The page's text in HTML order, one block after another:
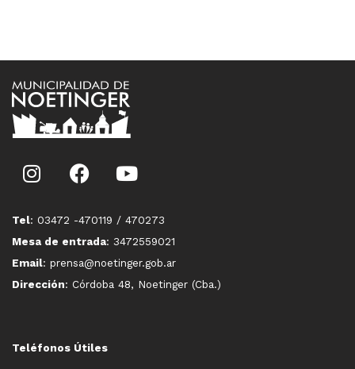
Tel: 03472 -470119 / 470273
Mesa de entrada: 3472559021
Email: prensa@noetinger.gob.ar
Dirección: Córdoba 48, Noetinger (Cba.)
Teléfonos Útiles